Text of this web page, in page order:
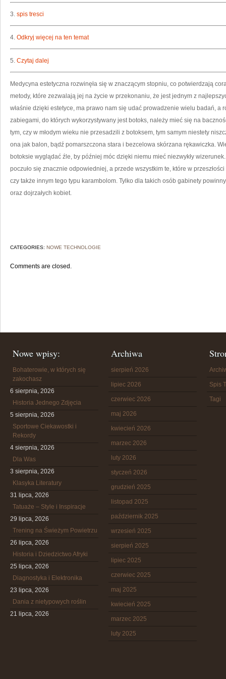
3. spis tresci
4. Odkryj więcej na ten temat
5. Czytaj dalej
Medycyna estetyczna rozwinęła się w znaczącym stopniu, co potwierdzają
metody, które zezwalają jej na życie w przekonaniu, że jest jednym z
właśnie dzięki estetyce, ma prawo nam się udać prowadzenie wielu badań, a
zabiegami, do których wykorzystywany jest botoks, należy mieć się na
tym, czy w młodym wieku nie przesadzili z botoksem, tym samym niestety
ona jak balon, bądź pomarszczona stara i bezcelowa skórzana rękawiczka.
botoksie wyglądać źle, by później móc dzięki niemu mieć niezwykły
poczuło się znacznie odpowiedniej, a przede wszystkim te, które w
czy także innym tego typu karambolom. Tylko dla takich osób gabinety
oraz dojrzałych kobiet.
CATEGORIES: NOWE TECHNOLOGIE
Comments are closed.
Nowe wpisy:
Bohaterowie, w których się
zakochasz
6 sierpnia, 2026
Historia Jednego Zdjęcia
5 sierpnia, 2026
Sportowe Ciekawostki i
Rekordy
4 sierpnia, 2026
Dla Was
3 sierpnia, 2026
Klasyka Literatury
31 lipca, 2026
Tatuaże – Style i Inspiracje
29 lipca, 2026
Trening na Świeżym Powietrzu
26 lipca, 2026
Historia i Dziedzictwo Afryki
25 lipca, 2026
Diagnostyka i Elektronika
23 lipca, 2026
Dania z nietypowych roślin
21 lipca, 2026
Archiwa
sierpień 2026
lipiec 2026
czerwiec 2026
maj 2026
kwiecień 2026
marzec 2026
luty 2026
styczeń 2026
grudzień 2025
listopad 2025
październik 2025
wrzesień 2025
sierpień 2025
lipiec 2025
czerwiec 2025
maj 2025
kwiecień 2025
marzec 2025
luty 2025
Spis
Tagi